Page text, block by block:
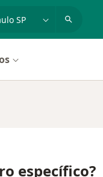
específico?